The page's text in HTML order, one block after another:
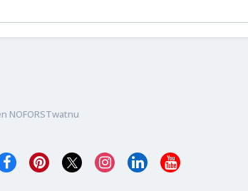
NOFORSTwatnu